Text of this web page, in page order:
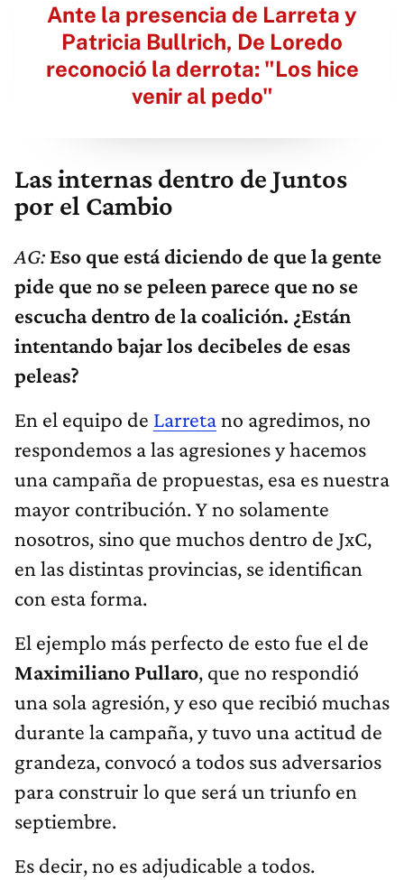
Ante la presencia de Larreta y
Patricia Bullrich, De Loredo
reconoció la derrota: "Los hice
venir al pedo"
Las internas dentro de Juntos
por el Cambio
AG: Eso que está diciendo de que la gente
pide que no se peleen parece que no se
escucha dentro de la coalición. ¿Están
intentando bajar los decibeles de esas
peleas?
En el equipo de Larretano agredimos, no
respondemos a las agresiones y hacemos
una campaña de propuestas, esa es nuestra
mayor contribución. Y no solamente
nosotros, sino que muchos dentro de JxC,
en las distintas provincias, se identifican
con esta forma.
El ejemplo más perfecto de esto fue el de
Maximiliano Pullaro, que no respondió
una sola agresión, y eso que recibió muchas
durante la campaña, y tuvo una actitud de
grandeza, convocó a todos sus adversarios
para construir lo que será un triunfo en
septiembre.
Es decir, no es adjudicable a todos.